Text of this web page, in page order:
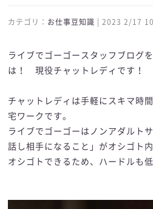
カテゴリ： お仕事豆知識 | 2023 2/17
ライブでゴーゴースタッフブログ
は！ 現役チャットレディです！
チャットレディは手軽にスキマ時
宅ワークです。
ライブでゴーゴーはノンアダルト
話し相手になること」がオシゴト
オシゴトできるため、ハードルも低